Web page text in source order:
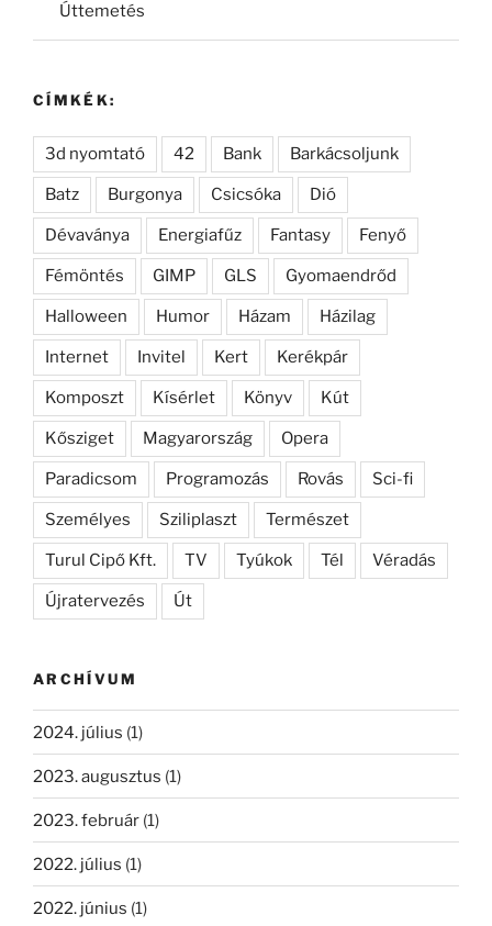
Úttemetés
CÍMKÉK:
3d nyomtató 42 Bank Barkácsoljunk
Batz Burgonya Csicsóka Dió
Dévaványa Energiafűz Fantasy Fenyő
Fémöntés GIMP GLS Gyomaendrőd
Halloween Humor Házam Házilag
Internet Invitel Kert Kerékpár
Komposzt Kísérlet Könyv Kút
Kősziget Magyarország Opera
Paradicsom Programozás Rovás Sci-fi
Személyes Sziliplaszt Természet
Turul Cipő Kft. TV Tyúkok Tél Véradás
Újratervezés Út
ARCHÍVUM
2024. július (1)
2023. augusztus (1)
2023. február (1)
2022. július (1)
2022. június (1)